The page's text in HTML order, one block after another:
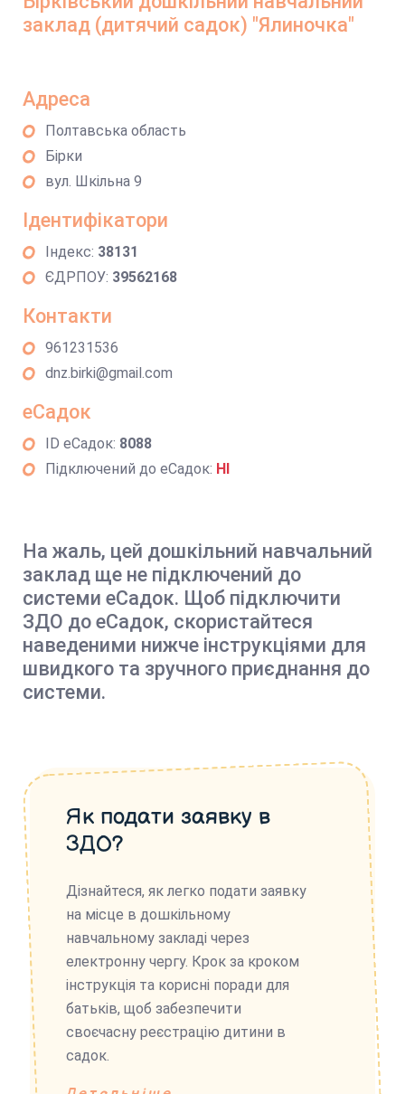
заклад (дитячий садок) "Ялиночка"
Адреса
Полтавська область
Бірки
вул. Шкільна 9
Ідентифікатори
Індекс: 38131
ЄДРПОУ: 39562168
Контакти
961231536
dnz.birki@gmail.com
еСадок
ID еСадок: 8088
Підключений до еСадок: НІ
На жаль, цей дошкільний навчальний
заклад ще не підключений до
системи еСадок. Щоб підключити
ЗДО до еСадок, скористайтеся
наведеними нижче інструкціями для
швидкого та зручного приєднання до
системи.
Як подати заявку в
ЗДО?
Дізнайтеся, як легко подати заявку
на місце в дошкільному
навчальному закладі через
електронну чергу. Крок за кроком
інструкція та корисні поради для
батьків, щоб забезпечити
своєчасну реєстрацію дитини в
садок.